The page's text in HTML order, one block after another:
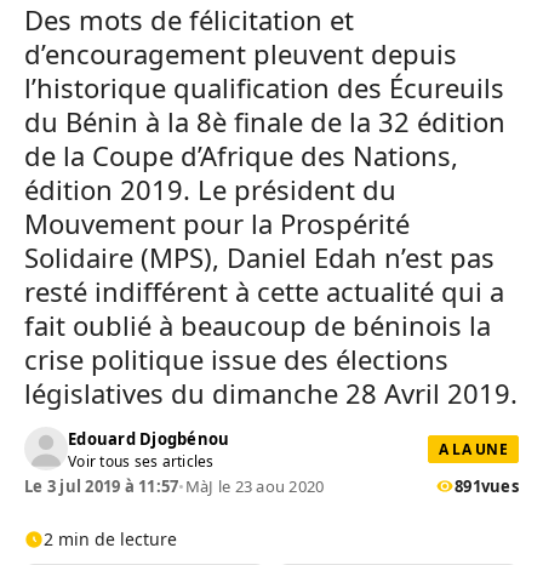
Des mots de félicitation et
d’encouragement pleuvent depuis
l’historique qualification des Écureuils
du Bénin à la 8è finale de la 32 édition
de la Coupe d’Afrique des Nations,
édition 2019. Le président du
Mouvement pour la Prospérité
Solidaire (MPS), Daniel Edah n’est pas
resté indifférent à cette actualité qui a
fait oublié à beaucoup de béninois la
crise politique issue des élections
législatives du dimanche 28 Avril 2019.
Edouard Djogbénou
Voir tous ses articles
A LA UNE
Le 3 jul 2019 à 11:57•MàJ le 23 aou 2020 891vues
2 min de lecture